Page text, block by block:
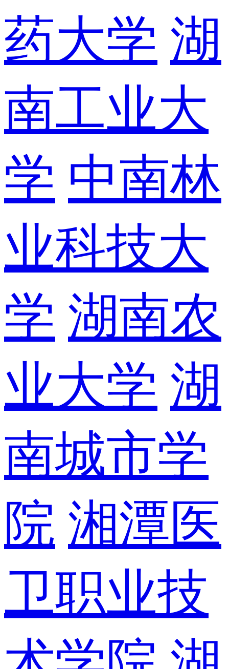
药大学 湖
南工业大
学 中南林
业科技大
学 湖南农
业大学 湖
南城市学
院 湘潭医
卫职业技